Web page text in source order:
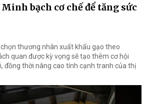
bạch cơ chế để tăng sức
thương nhân xuất khẩu gạo theo
quan được kỳ vọng sẽ tạo thêm cơ hội
đồng thời nâng cao tính cạnh tranh của thị